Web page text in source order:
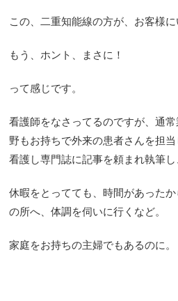
この、二重知能線の方が、お客様
もう、ホント、まさに！
って感じです。
看護師をなさってるのですが、通
野もお持ちで外来の患者さんを担
看護し専門誌に記事を頼まれ執筆し
休暇をとってても、時間があった
の所へ、体調を伺いに行くなど。
家庭をお持ちの主婦でもあるのに。